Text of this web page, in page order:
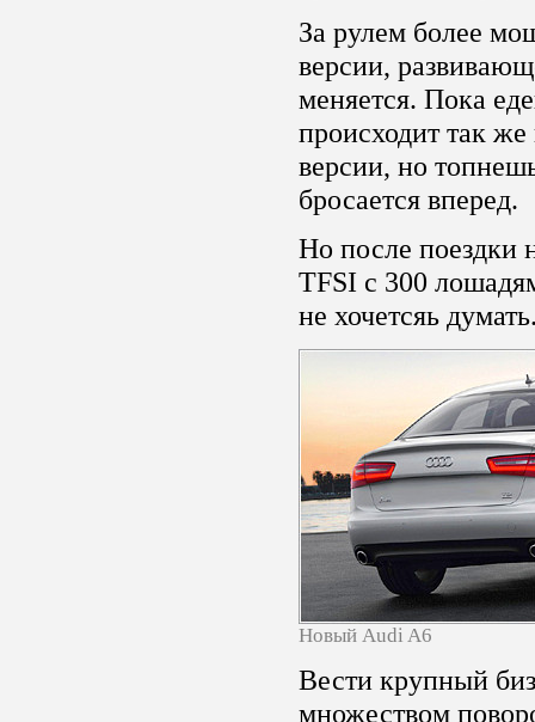
За рулем более
версии,
меняется. Пока
происходит так
версии, но
бросается вперед.
Но после поездки
TFSI с 300
не хочетсяь
Новый Audi A6
Вести крупный
множеством